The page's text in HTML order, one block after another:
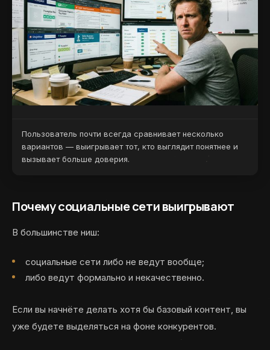
Пользователь почти всегда сравнивает несколько
вариантов — выигрывает тот, кто выглядит понятнее и
вызывает больше доверия.
Почему социальные сети выигрывают
В большинстве ниш:
социальные сети либо не ведут вообще;
либо ведут формально и некачественно.
Если вы начнёте делать хотя бы базовый контент, вы
уже будете выделяться на фоне конкурентов.